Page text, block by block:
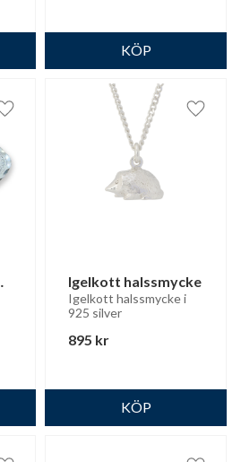
Lägg till i favoriter
Igelkott halssmycke
Igelkott halssmycke i
925 silver
895 kr
Lägg